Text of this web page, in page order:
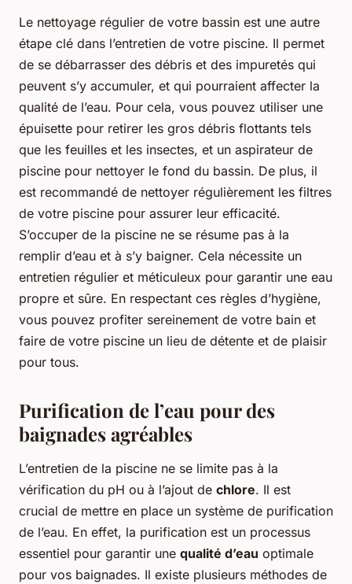
Le nettoyage régulier de votre bassin est une autre
étape clé dans l’entretien de votre piscine. Il permet
de se débarrasser des débris et des impuretés qui
peuvent s’y accumuler, et qui pourraient affecter la
qualité de l’eau. Pour cela, vous pouvez utiliser une
épuisette pour retirer les gros débris flottants tels
que les feuilles et les insectes, et un aspirateur de
piscine pour nettoyer le fond du bassin. De plus, il
est recommandé de nettoyer régulièrement les filtres
de votre piscine pour assurer leur efficacité.
S’occuper de la piscine ne se résume pas à la
remplir d’eau et à s’y baigner. Cela nécessite un
entretien régulier et méticuleux pour garantir une eau
propre et sûre. En respectant ces règles d’hygiène,
vous pouvez profiter sereinement de votre bain et
faire de votre piscine un lieu de détente et de plaisir
pour tous.
Purification de l’eau pour des
baignades agréables
L’entretien de la piscine ne se limite pas à la
vérification du pH ou à l’ajout de chlore. Il est
crucial de mettre en place un système de purification
de l’eau. En effet, la purification est un processus
essentiel pour garantir une qualité d’eau optimale
pour vos baignades. Il existe plusieurs méthodes de